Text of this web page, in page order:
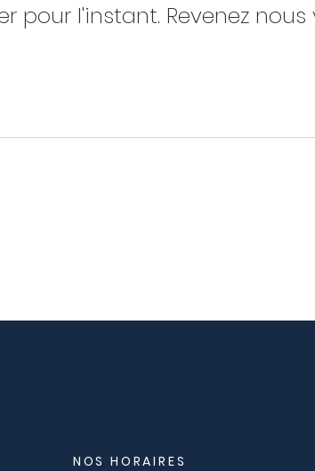
pour l'instant. Revenez
NOS HORAIRES